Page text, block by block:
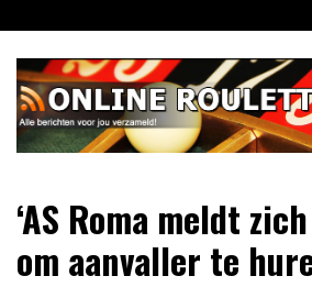
naar
inhoud
Online Roulette
verzameld
‘AS Roma meldt
om aanvaller te